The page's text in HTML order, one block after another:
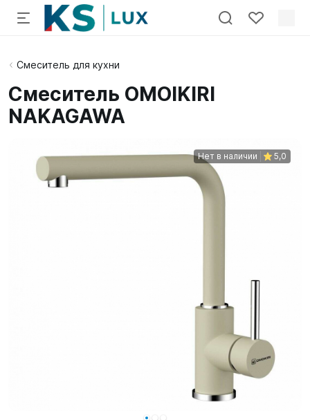
Смеситель для кухни
Смеситель OMOIKIRI
NAKAGAWA
Нет в наличии 5,0